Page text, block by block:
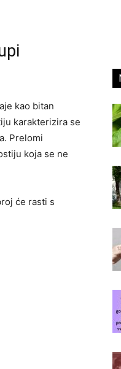
kao bitan
karakterizira se
Prelomi
koja se ne
će rasti s